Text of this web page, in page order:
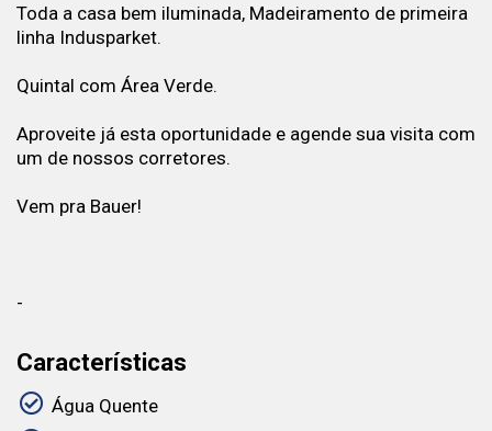
Toda a casa bem iluminada, Madeiramento de primeira
linha Indusparket.
Quintal com Área Verde.
Aproveite já esta oportunidade e agende sua visita com
um de nossos corretores.
Vem pra Bauer!
-
Características
Água Quente